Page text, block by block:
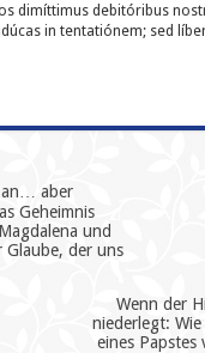
dimíttimus debitóribus
in ten­ta­tiónem; sed
an… aber
Geheimnis
und
Glaube, der uns
Wenn der
niederlegt:
eines Papstes